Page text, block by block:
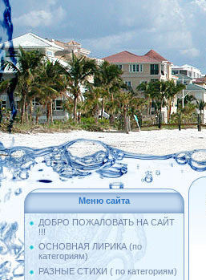
Меню сайта
ДОБРО ПОЖАЛОВАТЬ НА САЙТ
!!!
ОСНОВНАЯ ЛИРИКА (по
категориям)
РАЗНЫЕ СТИХИ ( по категориям)